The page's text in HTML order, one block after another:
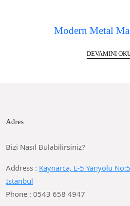
Modern Metal
DEVAMINI
Adres
Bizi Nasıl Bulabilirsiniz?
Address : Kaynarca, E-5 Yanyolu
İstanbul
Phone : 0543 658 4947